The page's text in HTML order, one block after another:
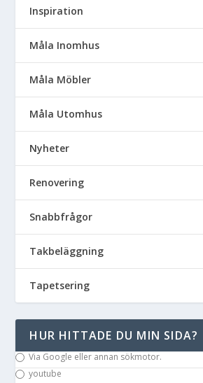
Inspiration
Måla Inomhus
Måla Möbler
Måla Utomhus
Nyheter
Renovering
Snabbfrågor
Takbeläggning
Tapetsering
HUR HITTADE DU MIN SIDA?
Via Google eller annan sökmotor.
youtube